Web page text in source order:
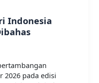
Indonesia
2026 pada edisi